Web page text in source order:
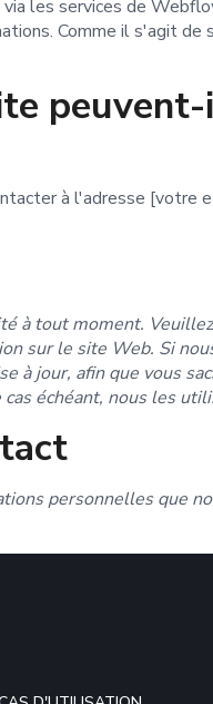
les services de
Comme il s'agit de
à l'adresse [votre
à tout moment.
sur le site Web. Si
à jour, afin que vous
échéant, nous les
personnelles que